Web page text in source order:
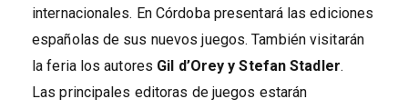
internacionales. En Córdoba presentará las ediciones
españolas de sus nuevos juegos. También visitarán
la feria los autores Gil d’Orey y Stefan Stadler.
Las principales editoras de juegos estarán